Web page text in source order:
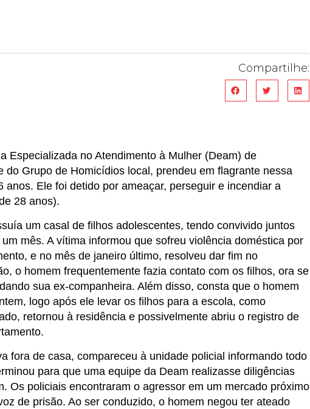
Compartilhe:
Especializada no Atendimento à Mulher (Deam) de
do Grupo de Homicídios local, prendeu em flagrante nessa
anos. Ele foi detido por ameaçar, perseguir e incendiar a
28 anos).
um casal de filhos adolescentes, tendo convivido juntos
mês. A vítima informou que sofreu violência doméstica por
e no mês de janeiro último, resolveu dar fim no
o homem frequentemente fazia contato com os filhos, ora se
sua ex-companheira. Além disso, consta que o homem
logo após ele levar os filhos para a escola, como
retornou à residência e possivelmente abriu o registro de
fora de casa, compareceu à unidade policial informando todo
para que uma equipe da Deam realizasse diligências
Os policiais encontraram o agressor em um mercado próximo
de prisão. Ao ser conduzido, o homem negou ter ateado